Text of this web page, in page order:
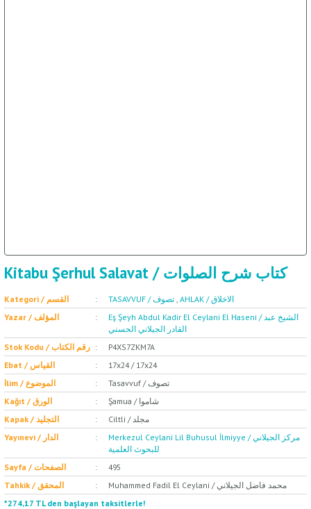
Kitabu Şerhul Salavat / كتاب شرح الصلوات
Kategori / القسم TASAVVUF / تصوف
AHLAK / الاخلاق
Yazar / المؤلف
Eş Şeyh Abdul Kadir El Ceylani El Haseni / الشيخ عبد
القادر الجيلاني الحسني
Stok Kodu / رقم الكتاب
P4XS7ZKM7A
Ebat / القياس
17x24 / 17x24
İlim / الموضوع
Tasavvuf / تصوف
Kağıt / الورق
Şamua / شاموا
Kapak / التجليد
Ciltli / مجلد
Yayınevi / الدار
Merkezul Ceylani Lil Buhusul İlmiyye / مركز الجيلاني
للبحوث العلمية
Sayfa / الصفحات
495
Tahkik / المحقق
Muhammed Fadil El Ceylani / محمد فاضل الجيلاني
*274,17 TL den başlayan taksitlerle!